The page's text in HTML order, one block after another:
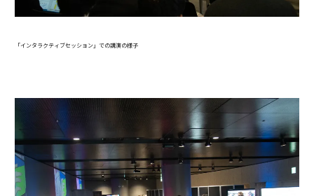
「インタラクティブセッション」での講演の様子